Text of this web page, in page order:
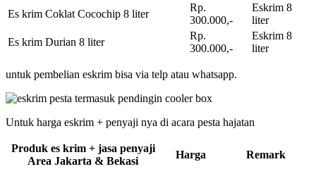
Es krim Coklat Cocochip 8 liter
Rp.
300.000,-
Eskrim 8
liter
Es krim Durian 8 liter
Rp.
300.000,-
Eskrim 8
liter
untuk pembelian eskrim bisa via telp atau whatsapp.
Untuk harga eskrim + penyaji nya di acara pesta hajatan
Produk es krim + jasa penyaji
Area Jakarta & Bekasi
Harga Remark